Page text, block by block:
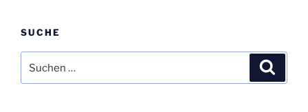
SUCHE
nach: